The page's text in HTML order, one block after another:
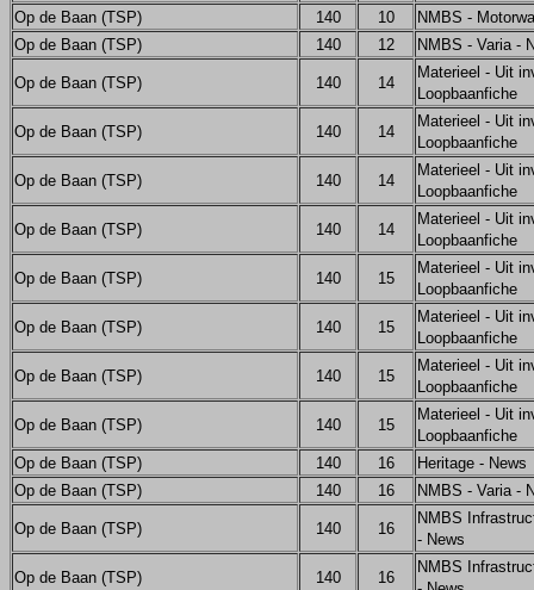
Op de Baan (TSP)
140 10
NMBS -
Op de Baan (TSP)
140 12 NMBS - Varia -
Op de Baan (TSP) 140 14
Materieel - Uit
Loopbaanfiche
Op de Baan (TSP) 140 14
Materieel - Uit
Loopbaanfiche
Op de Baan (TSP) 140 14
Materieel - Uit
Loopbaanfiche
Op de Baan (TSP) 140 14
Materieel - Uit
Loopbaanfiche
Op de Baan (TSP) 140 15
Materieel - Uit
Loopbaanfiche
Op de Baan (TSP) 140 15
Materieel - Uit
Loopbaanfiche
Op de Baan (TSP) 140 15
Materieel - Uit
Loopbaanfiche
Op de Baan (TSP) 140 15
Materieel - Uit
Loopbaanfiche
Op de Baan (TSP)
140 16
Heritage - News
Op de Baan (TSP)
140 16 NMBS - Varia -
Op de Baan (TSP) 140 16
NMBS
- News
Op de Baan (TSP) 140 16
NMBS